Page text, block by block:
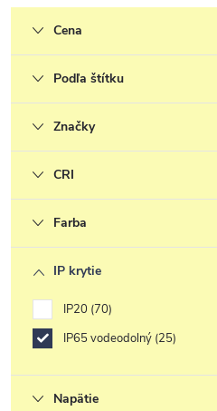
Cena
Podľa štítku
Značky
CRI
Farba
IP krytie
IP20 70
IP65 vodeodolný 25
Napätie